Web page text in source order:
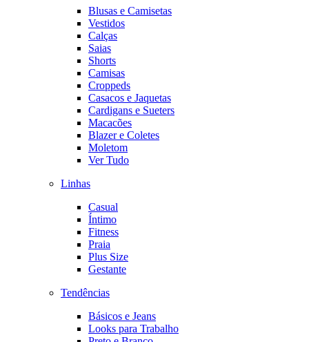
Blusas e Camisetas
Vestidos
Calças
Saias
Shorts
Camisas
Croppeds
Casacos e Jaquetas
Cardigans e Sueters
Macacões
Blazer e Coletes
Moletom
Ver Tudo
Linhas
Casual
Íntimo
Fitness
Praia
Plus Size
Gestante
Tendências
Básicos e Jeans
Looks para Trabalho